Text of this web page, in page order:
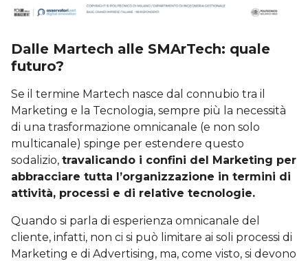
Dalle Martech alle SMArTech: quale
futuro?
Se il termine Martech nasce dal connubio tra il
Marketing e la Tecnologia, sempre più la necessità
di una trasformazione omnicanale (e non solo
multicanale) spinge per estendere questo
sodalizio, travalicando i confini del Marketing per
abbracciare tutta l’organizzazione in termini di
attività, processi e di relative tecnologie.
Quando si parla di esperienza omnicanale del
cliente, infatti, non ci si può limitare ai soli processi di
Marketing e di Advertising, ma, come visto, si devono